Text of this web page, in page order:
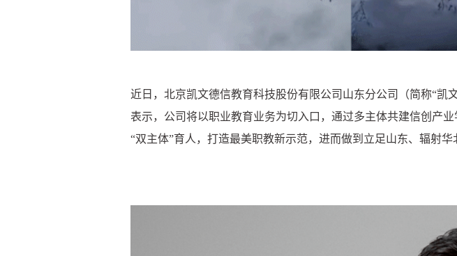
近日，北京凯文德信教育科技股份有限公司山东分公司（简称“
表示，公司将以职业教育业务为切入口，通过多主体共建信创产
“双主体”育人，打造最美职教新示范，进而做到立足山东、辐射华